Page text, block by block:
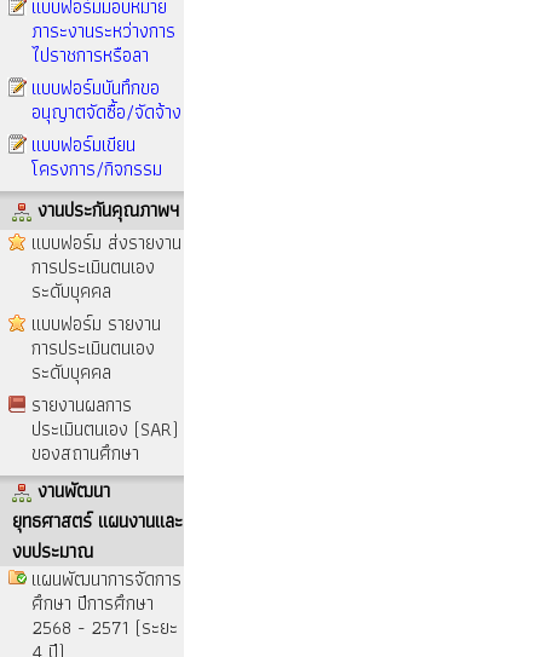
แบบฟอร์มมอบหมาย
ภาระงานระหว่างการ
ไปราชการหรือลา
แบบฟอร์มบันทึกขอ
อนุญาตจัดซื้อ/จัดจ้าง
แบบฟอร์มเขียน
โครงการ/กิจกรรม
งานประกันคุณภาพฯ
แบบฟอร์ม ส่งรายงาน
การประเมินตนเอง
ระดับบุคคล
แบบฟอร์ม รายงาน
การประเมินตนเอง
ระดับบุคคล
รายงานผลการ
ประเมินตนเอง (SAR)
ของสถานศึกษา
งานพัฒนา
ยุทธศาสตร์ แผนงานและ
งบประมาณ
แผนพัฒนาการจัดการ
ศึกษา ปีการศึกษา
2568 - 2571 (ระยะ